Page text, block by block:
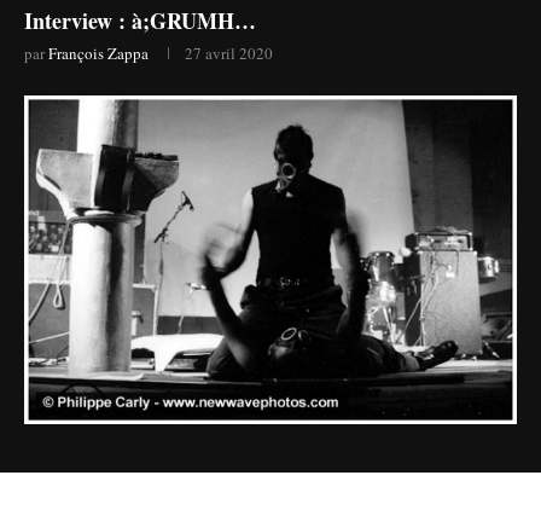
Interview : à;GRUMH…
parFrançois Zappa 27 avril 2020